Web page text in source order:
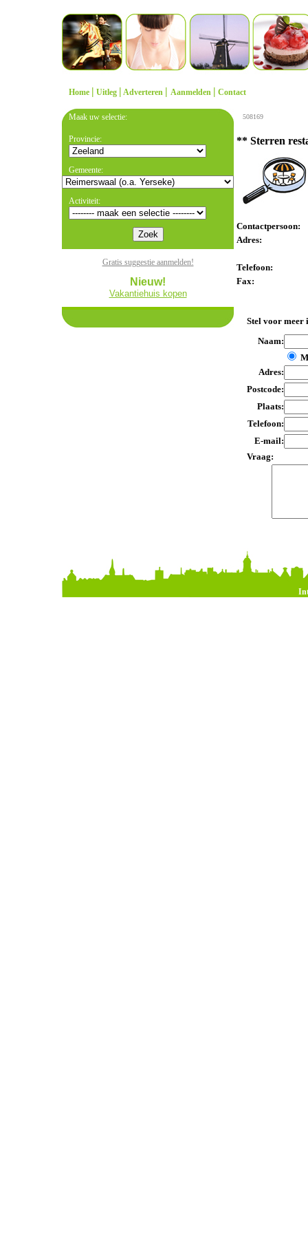
Home | Uitleg | Adverteren | Aanmelden | Contact
Maak uw selectie:
Provincie:
Gemeente:
Activiteit:
Gratis suggestie aanmelden!
Nieuw!
Vakantiehuis kopen
508169
** Sterren
Contactpersoon:
Adres:
Telefoon:
Fax:
Stel voor meer
Naam:
Adres:
Postcode:
Plaats:
Telefoon:
E-mail:
Vraag: